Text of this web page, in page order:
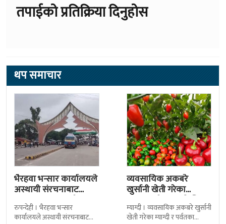
तपाईको प्रतिक्रिया दिनुहोस
थप समाचार
भैरहवा भन्सार कार्यालयले
अस्थायी संरचनाबाट
अत्यावश्यक सामाग्री
ल्याउदै
रुपन्देही । भैरहवा भन्सार
कार्यालयले अस्थायी संरचनाबाट
व्यवसायिक अकबरे
खुर्सानी खेती गरेका
कृषकलाई बजारको चिन्ता
म्याग्दी । व्यवसायिक अकबरे खुर्सानी
खेती गरेका म्याग्दी र पर्वतका